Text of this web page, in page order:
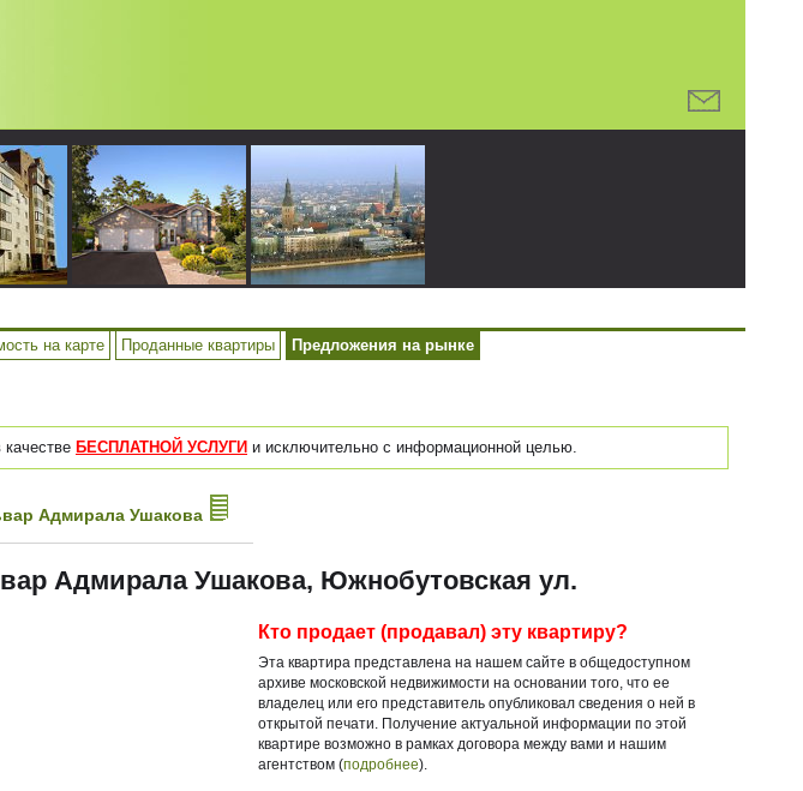
на карте Проданные квартиры Предложения на рынке
БЕСПЛАТНОЙ УСЛУГИ и исключительно с информационной целью.
Адмирала Ушакова
Адмирала Ушакова, Южнобутовская ул.
Кто продает (продавал) эту квартиру?
Эта квартира представлена на нашем сайте в общедоступном
архиве московской недвижимости на основании того, что ее
владелец или его представитель опубликовал сведения о ней в
открытой печати. Получение актуальной информации по этой
квартире возможно в рамках договора между вами и нашим
агентством (подробнее).